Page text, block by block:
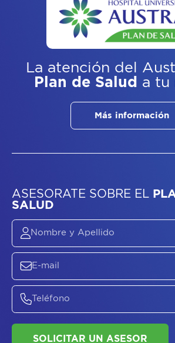
La atención del
Plan de Salud a tu
Más información
ASESORATE SOBRE
SALUD